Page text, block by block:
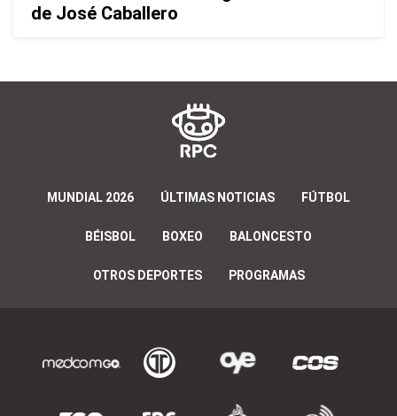
de José Caballero
MUNDIAL 2026 ÚLTIMAS NOTICIAS FÚTBOL
BÉISBOL BOXEO BALONCESTO
OTROS DEPORTES PROGRAMAS